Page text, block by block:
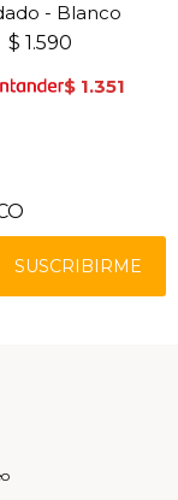
- Blanco
$ 1.590
$ 1.351
SUSCRIBIRME